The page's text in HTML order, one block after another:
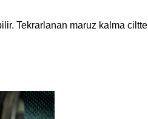
Tekrarlanan maruz kalma ciltte